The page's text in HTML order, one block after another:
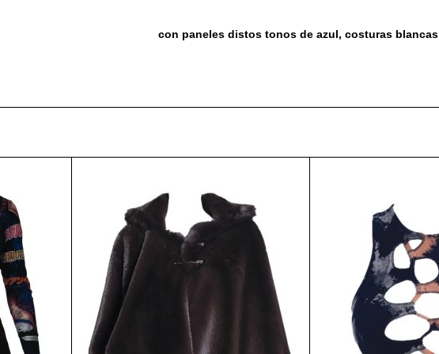
con paneles distos tonos de azul, costuras blancas